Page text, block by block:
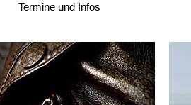
Termine und Infos